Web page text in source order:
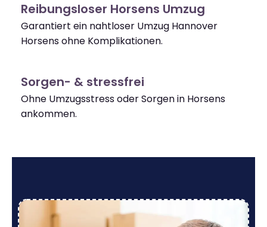
Reibungsloser Horsens Umzug
Garantiert ein nahtloser Umzug Hannover
Horsens ohne Komplikationen.
Sorgen- & stressfrei
Ohne Umzugsstress oder Sorgen in Horsens
ankommen.